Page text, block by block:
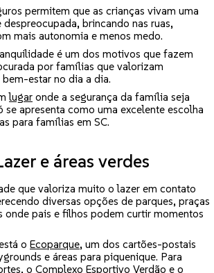
permitem que as crianças vivam uma
brincando nas ruas,
mais autonomia e menos medo.
é um dos motivos que fazem
por famílias que valorizam
estar no dia a dia.
lugar onde a segurança da família seja
se apresenta como uma excelente escolha
para famílias em SC.
e áreas verdes
que valoriza muito o lazer em contato
diversas opções de parques, praças
onde pais e filhos podem curtir momentos
o Ecoparque, um dos cartões-postais
e áreas para piquenique. Para
o Complexo Esportivo Verdão e o